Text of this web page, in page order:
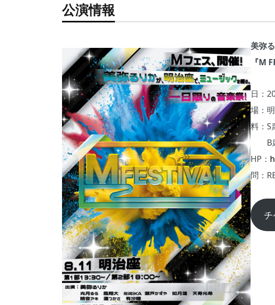
公演情報
美弥
『M
日：
場：
料：
B席
HP：
問：